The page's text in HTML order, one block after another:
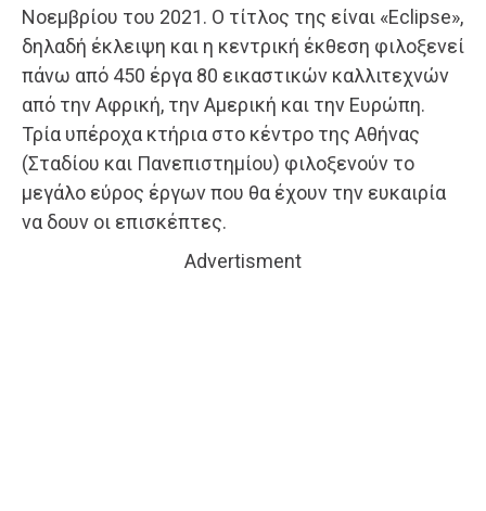
Νοεμβρίου του 2021. Ο τίτλος της είναι «Eclipse»,
δηλαδή έκλειψη και η κεντρική έκθεση φιλοξενεί
πάνω από 450 έργα 80 εικαστικών καλλιτεχνών
από την Αφρική, την Αμερική και την Ευρώπη.
Τρία υπέροχα κτήρια στο κέντρο της Αθήνας
(Σταδίου και Πανεπιστημίου) φιλοξενούν το
μεγάλο εύρος έργων που θα έχουν την ευκαιρία
να δουν οι επισκέπτες.
Advertisment